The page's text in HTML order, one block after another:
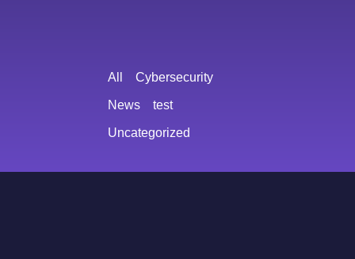
Cybersecurity
News test
Uncategorized
All